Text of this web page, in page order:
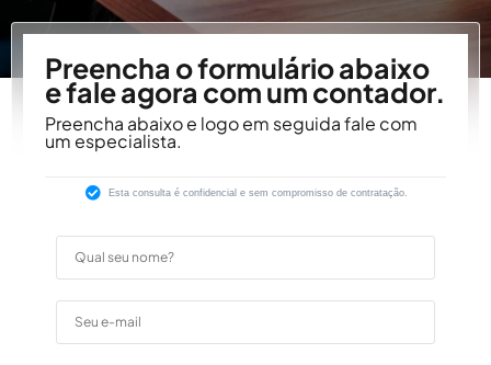
Preencha o formulário abaixo
e fale agora com um contador.
Preencha abaixo e logo em seguida fale com
um especialista.
Esta consulta é confidencial e sem compromisso de contratação.